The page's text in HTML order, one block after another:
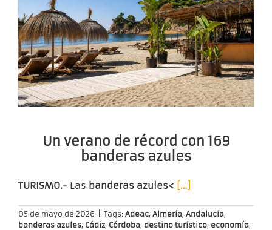
Un verano de récord con 169
banderas azules
TURISMO.- Las banderas azules< […]
05 de mayo de 2026 Tags: Adeac, Almería, Andalucía,
banderas azules, Cádiz, Córdoba, destino turístico, economía,